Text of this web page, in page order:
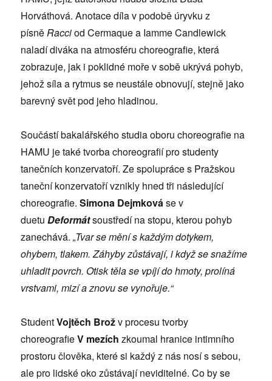
Horváthová. Anotace díla v podobě úryvku z
písněRacciod Cermaque a Iamme Candlewick
naladí diváka na atmosféru choreografie, která
zobrazuje, jak i poklidné moře v sobě ukrývá pohyb,
jehož síla a rytmus se neustále obnovují, stejně jako
barevný svět pod jeho hladinou.
Součástí bakalářského studia oboru choreografie na
HAMU je také tvorba choreografií pro studenty
tanečních konzervatoří. Ze spolupráce s Pražskou
taneční konzervatoří vznikly hned tři následující
choreografie.Simona Dejmkováse v
duetu Deformátsoustředí na stopu, kterou pohyb
zanechává.„Tvar se mění s každým dotykem,
ohybem, tlakem. Záhyby zůstávají, i když se snažíme
uhladit povrch. Otisk těla se vpíjí do hmoty, prolíná
vrstvami, mizí a znovu se vynořuje.“
StudentVojtěch Brožv procesu tvorby
choreografieV mezích zkoumal hranice intimního
prostoru člověka, které si každý z nás nosí s sebou,
ale pro lidské oko zůstávají neviditelné. Co by se